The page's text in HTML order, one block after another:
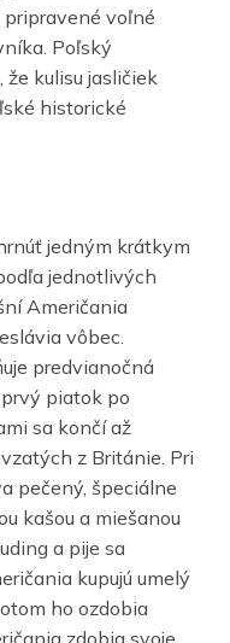
pripravené voľné
Poľský
kulisu jasličiek
historické
jedným krátkym
jednotlivých
Američania
vôbec.
predvianočná
piatok po
sa končí až
z Británie. Pri
pečený, špeciálne
kašou a miešanou
a pije sa
kupujú umelý
ho ozdobia
zdobia svoje